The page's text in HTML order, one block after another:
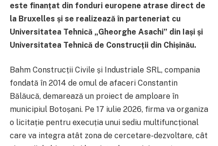
este finanțat din fonduri europene atrase direct de
la Bruxelles și se realizează în parteneriat cu
Universitatea Tehnică „Gheorghe Asachi” din Iași și
Universitatea Tehnică de Construcții din Chișinău.
Bahm Construcții Civile și Industriale SRL, compania
fondată în 2014 de omul de afaceri Constantin
Bălăucă, demarează un proiect de amploare în
municipiul Botoșani. Pe 17 iulie 2026, firma va organiza
o licitație pentru execuția unui sediu multifuncțional
care va integra atât zona de cercetare-dezvoltare, cât